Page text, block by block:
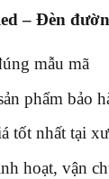
– Đèn
mẫu mã
phẩm bảo
tốt nhất tại
hoạt, vận